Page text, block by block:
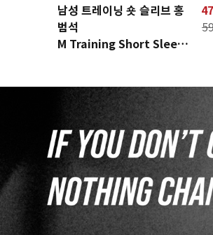
남성 트레이닝 숏 슬리브 홍
범석
M Training Short Sleeve